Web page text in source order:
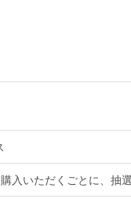
入いただくごとに、抽